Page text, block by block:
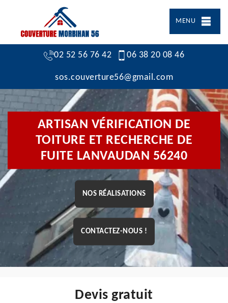
MENU
02 52 56 76 42 06 38 20 08 46
sos.couverture56@gmail.com
ARTISAN VÉRIFICATION DE
TOITURE ET RECHERCHE DE
FUITE LANVAUDAN 56240
NOS RÉALISATIONS
CONTACTEZ-NOUS !
Devis gratuit